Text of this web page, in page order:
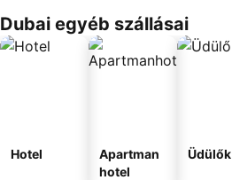
Dubai egyéb szállásai
Hotel
Apartman
hotel
Üdülők